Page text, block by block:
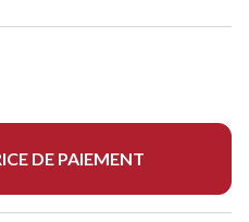
DE PAIEMENT